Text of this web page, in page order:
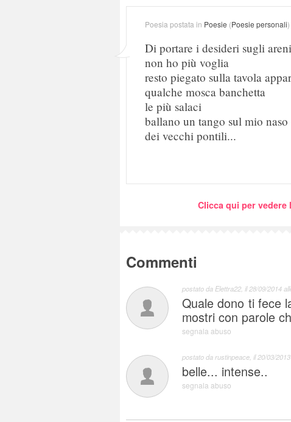
Poesia postata in Poesie (Poesie personali)
Di portare i desideri sugli
non ho più voglia
resto piegato sulla tavola
qualche mosca banchetta
le più salaci
ballano un tango sul mio naso
dei vecchi pontili...
Clicca qui per vedere
Commenti
postato da Elettra22 , il28/09/2014
Quale dono ti fece
mostri con parole
segnala abuso
postato darustinpeace , il20/03/
belle... intense..
segnala abuso